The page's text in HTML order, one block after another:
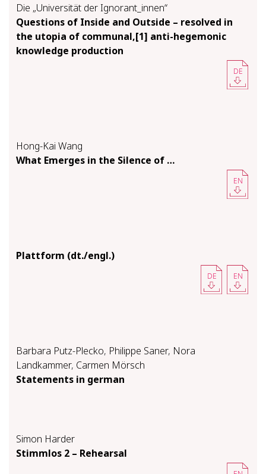
Die „Universität der Ignorant_innen“
Questions of Inside and Outside – resolved in
the utopia of communal,[1] anti-hegemonic
knowledge production
DE
Hong-Kai Wang
What Emerges in the Si­lence of …
EN
Plattform (dt./engl.)
DE EN
Barbara Putz-Plecko, Philippe Saner, Nora
Landkammer, Carmen Mörsch
Statements in german
Simon Harder
Stimm­los 2 – Re­hearsal